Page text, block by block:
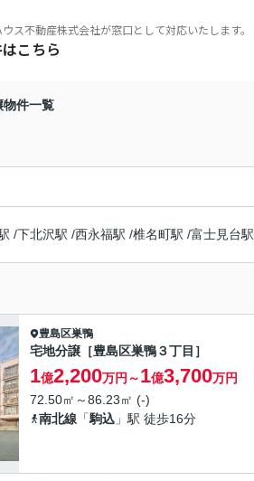
ス不動産株式会社が窓口として対応いたします。
こちら
物件一覧
/下北沢駅 /西永福駅 /椎名町駅 /富士見台駅
豊島区巣鴨
宅地分譲［豊島区巣鴨３丁目］
1億2,200万円～1億3,700万円
72.50㎡～86.23㎡ (-)
南北線 「駒込 」駅 徒歩16分